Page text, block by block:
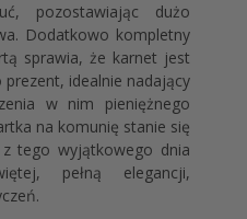
pozostawiając dużo
Dodatkowo kompletny
sprawia, że karnet jest
idealnie nadający
w nim pieniężnego
na komunię stanie się
tego wyjątkowego dnia
pełną elegancji,